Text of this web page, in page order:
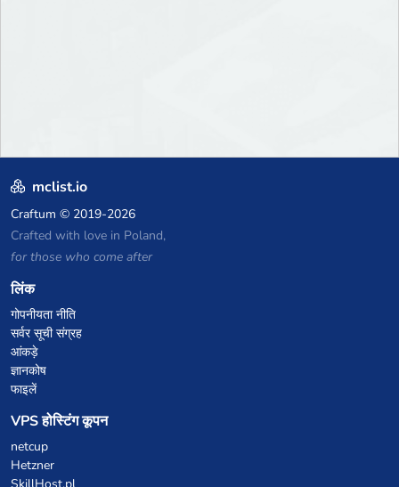
mclist.io
Craftum © 2019-2026
Crafted with love in Poland,
for those who come after
लिंक
गोपनीयता नीति
सर्वर सूची संग्रह
आंकड़े
ज्ञानकोष
फाइलें
VPS होस्टिंग कूपन
netcup
Hetzner